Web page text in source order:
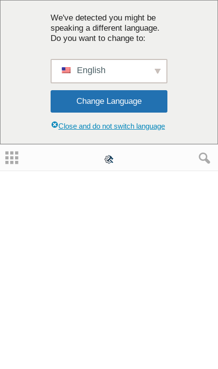
We've detected you might be
speaking a different language.
Do you want to change to:
English
Change Language
Close and do not switch language